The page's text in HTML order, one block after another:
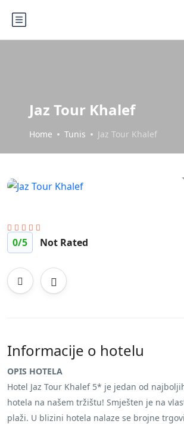
Jaz Tour Khalef
Home Tunis Jaz Tour Khalef
0/5 Not Rated
Informacije o hotelu
OPIS HOTELA
Hotel Jaz Tour Khalef 5* je jedan od
hotela na našem tržištu! Smješten je na
plaži. U blizini hotela nalaze se brojne